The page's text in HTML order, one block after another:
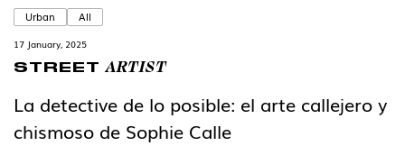
Urban All
17 January, 2025
STREETARTIST
La detective de lo posible: el arte callejero y
chismoso de Sophie Calle